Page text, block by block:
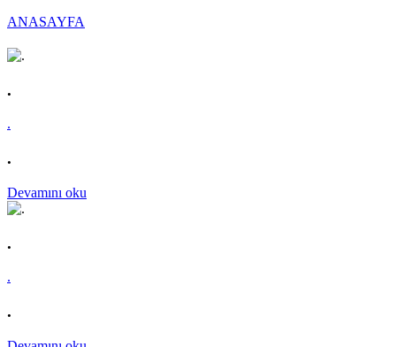
ANASAYFA
.
.
.
Devamını oku
.
.
.